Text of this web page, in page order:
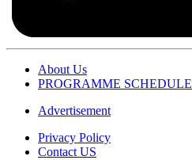
About Us
PROGRAMME SCHEDULE
Advertisement
Privacy Policy
Contact US